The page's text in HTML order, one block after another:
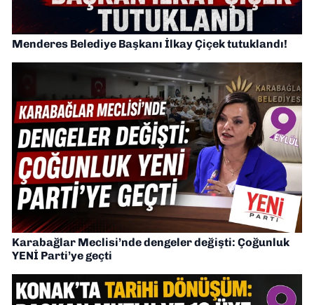
Menderes Belediye Başkanı İlkay Çiçek tutuklandı!
Karabağlar Meclisi’nde dengeler değişti: Çoğunluk
YENİ Parti’ye geçti